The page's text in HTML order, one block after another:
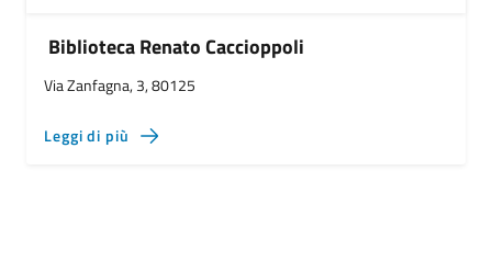
Biblioteca Renato Caccioppoli
Via Zanfagna, 3, 80125
Leggi di più